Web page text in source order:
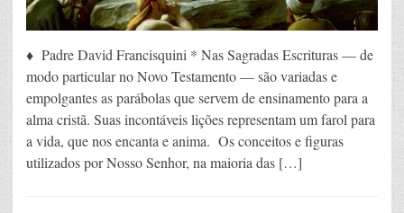
♦ Padre David Francisquini * Nas Sagradas Escrituras — de
modo particular no Novo Testamento — são variadas e
empolgantes as parábolas que servem de ensinamento para a
alma cristã. Suas incontáveis lições representam um farol para
a vida, que nos encanta e anima. Os conceitos e figuras
utilizados por Nosso Senhor, na maioria das […]